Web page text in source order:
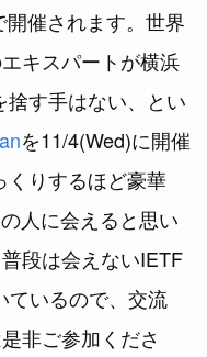
催されます。世界
キスパートが横浜
す手はない、とい
を11/4(Wed)に開催
くりするほど豪華
人に会えると思い
段は会えないIETF
ているので、交流
非ご参加くださ